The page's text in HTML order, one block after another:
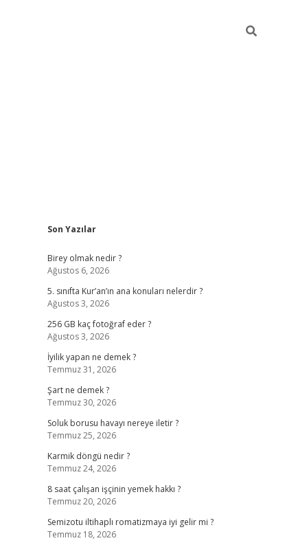
Sidebar
Son Yazılar
Birey olmak nedir ?
Ağustos 6, 2026
5. sınıfta Kur’an’ın ana konuları nelerdir ?
Ağustos 3, 2026
256 GB kaç fotoğraf eder ?
Ağustos 3, 2026
İyilik yapan ne demek ?
Temmuz 31, 2026
Şart ne demek ?
Temmuz 30, 2026
Soluk borusu havayı nereye iletir ?
Temmuz 25, 2026
Karmik döngü nedir ?
Temmuz 24, 2026
8 saat çalışan işçinin yemek hakkı ?
Temmuz 20, 2026
Semizotu iltihaplı romatizmaya iyi gelir mi ?
Temmuz 18, 2026